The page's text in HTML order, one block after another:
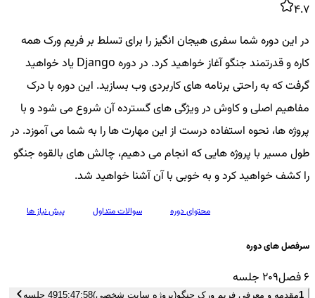
4.7
در این دوره شما سفری هیجان انگیز را برای تسلط بر فریم ورک همه
کاره و قدرتمند جنگو آغاز خواهید کرد. در دوره Django یاد خواهید
گرفت که به راحتی برنامه های کاربردی وب بسازید. این دوره با درک
مفاهیم اصلی و کاوش در ویژگی‌ های گسترده آن شروع می شود و با
پروژه ها، نحوه استفاده درست از این مهارت ها را به شما می آموزد. در
طول مسیر با پروژه هایی که انجام می دهیم، چالش های بالقوه جنگو
را کشف خواهید کرد و به خوبی با آن آشنا خواهید شد.
محتوای دوره سوالات متداول پیش نیاز ها
سرفصل های دوره
6 فصل 209 جلسه
1مقدمه و معرفی فریم ورک جنگو(پروژه سایت شخصی)15:47:5849 جلسه